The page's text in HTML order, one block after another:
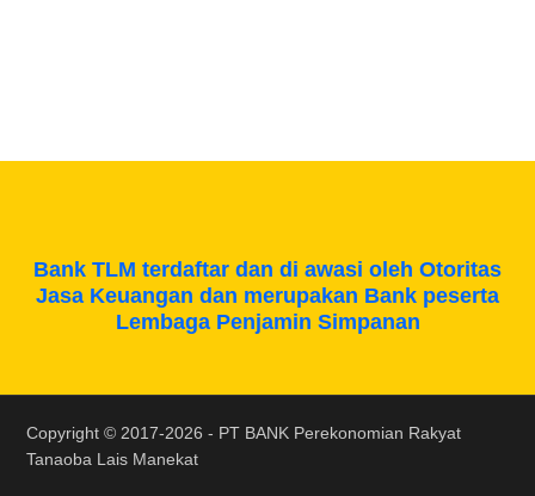
Bank TLM terdaftar dan di awasi oleh Otoritas
Jasa Keuangan dan merupakan Bank peserta
Lembaga Penjamin Simpanan
Copyright © 2017-2026 - PT BANK Perekonomian Rakyat
Tanaoba Lais Manekat